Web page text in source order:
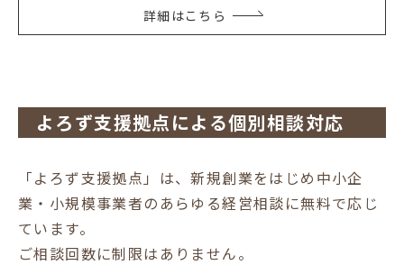
詳細はこちら
よろず支援拠点による個別相談対応
「よろず支援拠点」は、新規創業をはじめ中小企
業・小規模事業者のあらゆる経営相談に無料で応じ
ています。
ご相談回数に制限はありません。